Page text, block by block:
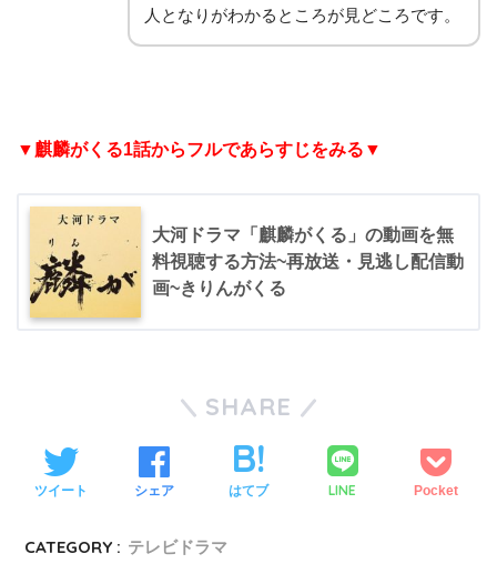
人となりがわかるところが見どころです。
▼麒麟がくる1話からフルであらすじをみる▼
大河ドラマ「麒麟がくる」の動画を無
料視聴する方法~再放送・見逃し配信動
画~きりんがくる
SHARE
ツイート シェア はてブ LINE Pocket
CATEGORY : テレビドラマ